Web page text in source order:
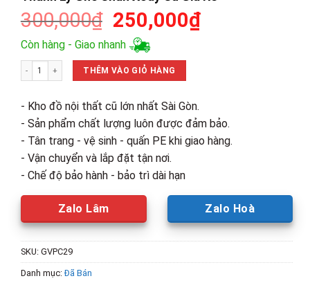
300,000₫ Giá
gốc
là:
300,000₫.
250,000₫Giá
Còn hàng - Giao nhanh
Thanh Lý Ghế Chân Xoay Cũ Giá Rẻ số lượng
THÊM VÀO GIỎ HÀNG
- Kho đồ nội thất cũ lớn nhất Sài Gòn.
- Sản phẩm chất lượng luôn được đảm bảo.
- Tân trang - vệ sinh - quấn PE khi giao hàng.
- Vận chuyển và lắp đặt tận nơi.
- Chế độ bảo hành - bảo trì dài hạn
Zalo Lâm Zalo Hoà
SKU: GVPC29
Danh mục:Đã Bán